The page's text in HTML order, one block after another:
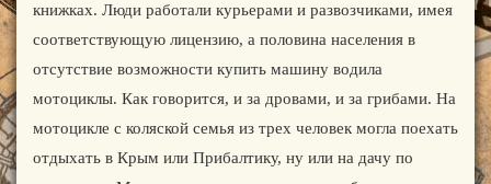
книжках. Люди работали курьерами и развозчиками, имея
соответствующую лицензию, а половина населения в
отсутствие возможности купить машину водила
мотоциклы. Как говорится, и за дровами, и за грибами. На
мотоцикле с коляской семья из трех человек могла поехать
отдыхать в Крым или Прибалтику, ну или на дачу по